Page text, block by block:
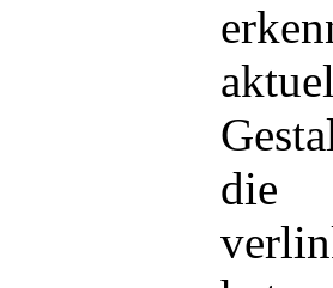
die